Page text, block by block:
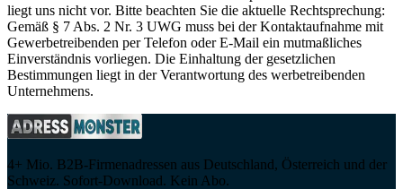
liegt uns nicht vor. Bitte beachten Sie die aktuelle Rechtsprechung:
Gemäß § 7 Abs. 2 Nr. 3 UWG muss bei der Kontaktaufnahme mit
Gewerbetreibenden per Telefon oder E-Mail ein mutmaßliches
Einverständnis vorliegen. Die Einhaltung der gesetzlichen
Bestimmungen liegt in der Verantwortung des werbetreibenden
Unternehmens.
4+ Mio. B2B-Firmenadressen aus Deutschland, Österreich und der
Schweiz. Sofort-Download. Kein Abo.